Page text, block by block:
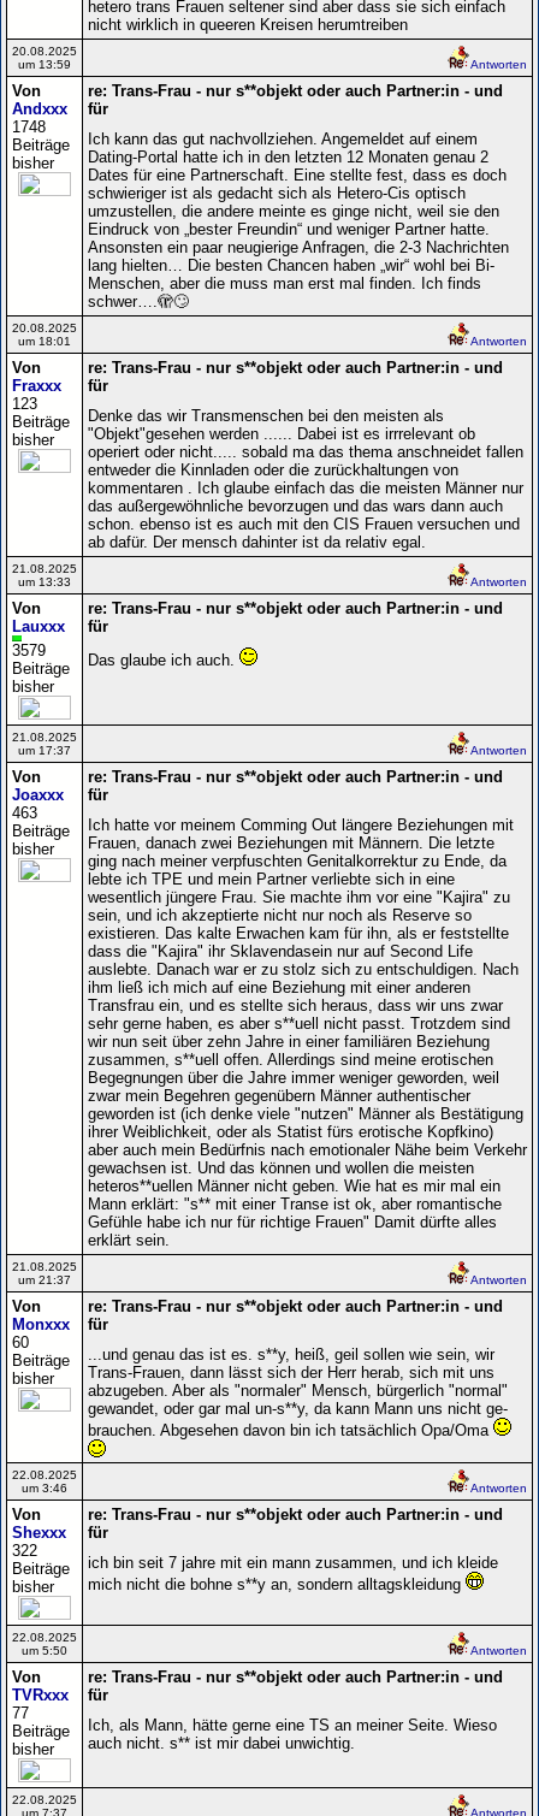
hetero trans Frauen seltener sind aber dass sie sich einfach
nicht wirklich in queeren Kreisen herumtreiben
20.08.2025
um 13:59
Antworten
Von
Andxxx
1748
Beiträge
bisher
re: Trans-Frau - nur s**objekt oder auch Partner:in - und
für
Ich kann das gut nachvollziehen. Angemeldet auf einem
Dating-Portal hatte ich in den letzten 12 Monaten genau 2
Dates für eine Partnerschaft. Eine stellte fest, dass es doch
schwieriger ist als gedacht sich als Hetero-Cis optisch
umzustellen, die andere meinte es ginge nicht, weil sie den
Eindruck von „bester Freundin“ und weniger Partner hatte.
Ansonsten ein paar neugierige Anfragen, die 2-3 Nachrichten
lang hielten… Die besten Chancen haben „wir“ wohl bei Bi-
Menschen, aber die muss man erst mal finden. Ich finds
schwer….🫣🙄
20.08.2025
um 18:01
Antworten
Von
Fraxxx
123
Beiträge
bisher
re: Trans-Frau - nur s**objekt oder auch Partner:in - und
für
Denke das wir Transmenschen bei den meisten als
"Objekt"gesehen werden ...... Dabei ist es irrrelevant ob
operiert oder nicht..... sobald ma das thema anschneidet fallen
entweder die Kinnladen oder die zurückhaltungen von
kommentaren . Ich glaube einfach das die meisten Männer nur
das außergewöhnliche bevorzugen und das wars dann auch
schon. ebenso ist es auch mit den CIS Frauen versuchen und
ab dafür. Der mensch dahinter ist da relativ egal.
21.08.2025
um 13:33
Antworten
Von
Lauxxx
3579
Beiträge
bisher
re: Trans-Frau - nur s**objekt oder auch Partner:in - und
für
Das glaube ich auch.
21.08.2025
um 17:37
Antworten
Von
Joaxxx
463
Beiträge
bisher
re: Trans-Frau - nur s**objekt oder auch Partner:in - und
für
Ich hatte vor meinem Comming Out längere Beziehungen mit
Frauen, danach zwei Beziehungen mit Männern. Die letzte
ging nach meiner verpfuschten Genitalkorrektur zu Ende, da
lebte ich TPE und mein Partner verliebte sich in eine
wesentlich jüngere Frau. Sie machte ihm vor eine "Kajira" zu
sein, und ich akzeptierte nicht nur noch als Reserve so
existieren. Das kalte Erwachen kam für ihn, als er feststellte
dass die "Kajira" ihr Sklavendasein nur auf Second Life
auslebte. Danach war er zu stolz sich zu entschuldigen. Nach
ihm ließ ich mich auf eine Beziehung mit einer anderen
Transfrau ein, und es stellte sich heraus, dass wir uns zwar
sehr gerne haben, es aber s**uell nicht passt. Trotzdem sind
wir nun seit über zehn Jahre in einer familiären Beziehung
zusammen, s**uell offen. Allerdings sind meine erotischen
Begegnungen über die Jahre immer weniger geworden, weil
zwar mein Begehren gegenübern Männer authentischer
geworden ist (ich denke viele "nutzen" Männer als Bestätigung
ihrer Weiblichkeit, oder als Statist fürs erotische Kopfkino)
aber auch mein Bedürfnis nach emotionaler Nähe beim Verkehr
gewachsen ist. Und das können und wollen die meisten
heteros**uellen Männer nicht geben. Wie hat es mir mal ein
Mann erklärt: "s** mit einer Transe ist ok, aber romantische
Gefühle habe ich nur für richtige Frauen" Damit dürfte alles
erklärt sein.
21.08.2025
um 21:37
Antworten
Von
Monxxx
60
Beiträge
bisher
re: Trans-Frau - nur s**objekt oder auch Partner:in - und
für
...und genau das ist es. s**y, heiß, geil sollen wie sein, wir
Trans-Frauen, dann lässt sich der Herr herab, sich mit uns
abzugeben. Aber als "normaler" Mensch, bürgerlich "normal"
gewandet, oder gar mal un-s**y, da kann Mann uns nicht ge-
brauchen. Abgesehen davon bin ich tatsächlich Opa/Oma
22.08.2025
um 3:46
Antworten
Von
Shexxx
322
Beiträge
bisher
re: Trans-Frau - nur s**objekt oder auch Partner:in - und
für
ich bin seit 7 jahre mit ein mann zusammen, und ich kleide
mich nicht die bohne s**y an, sondern alltagskleidung
22.08.2025
um 5:50
Antworten
Von
TVRxxx
77
Beiträge
bisher
re: Trans-Frau - nur s**objekt oder auch Partner:in - und
für
Ich, als Mann, hätte gerne eine TS an meiner Seite. Wieso
auch nicht. s** ist mir dabei unwichtig.
22.08.2025
um 7:37
Antworten